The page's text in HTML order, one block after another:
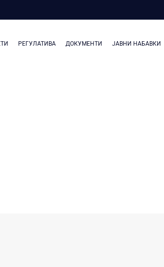
РЕГУЛАТИВА ДОКУМЕНТИ ЈАВНИ НАБАВКИ